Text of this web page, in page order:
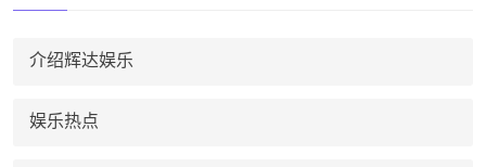
介绍辉达娱乐
娱乐热点